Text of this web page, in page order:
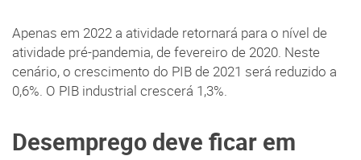
Apenas em 2022 a atividade retornará para o nível de
atividade pré-pandemia, de fevereiro de 2020. Neste
cenário, o crescimento do PIB de 2021 será reduzido a
0,6%. O PIB industrial crescerá 1,3%.
Desemprego deve ficar em